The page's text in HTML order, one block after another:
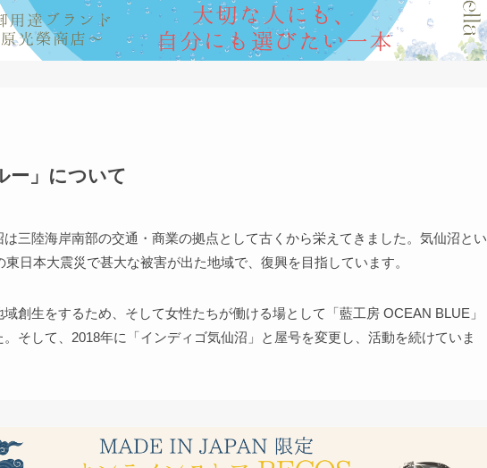
ー」について
三陸海岸南部の交通・商業の拠点として古くから栄えてきました。気仙沼とい
東日本大震災で甚大な被害が出た地域で、復興を目指しています。
創生をするため、そして女性たちが働ける場として「藍工房 OCEAN BLUE」
そして、2018年に「インディゴ気仙沼」と屋号を変更し、活動を続けていま